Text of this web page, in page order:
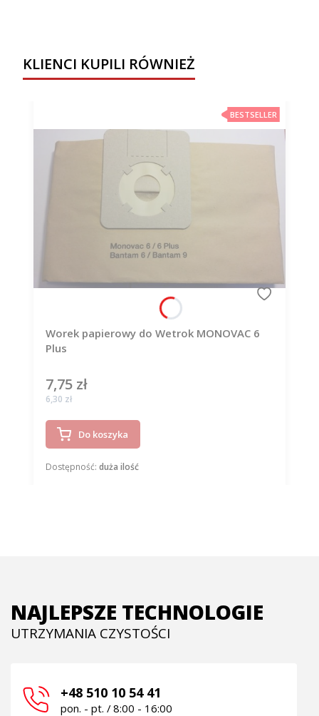
KLIENCI KUPILI RÓWNIEŻ
BESTSELLER
Worek papierowy do Wetrok MONOVAC 6
Plus
Cena
7,75 zł
Cena
6,30 zł
Do koszyka
Dostępność: duża ilość
NAJLEPSZE TECHNOLOGIE
UTRZYMANIA CZYSTOŚCI
+48 510 10 54 41
pon. - pt. / 8:00 - 16:00